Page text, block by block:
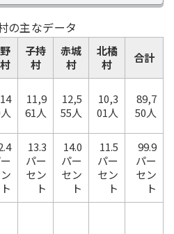
の主なデータ
子持
村
赤城
村
北橘
村
合計
11,9
61人
12,5
55人
10,3
01人
89,7
50人
ト
13.3
パー
セン
ト
14.0
パー
セン
ト
11.5
パー
セン
ト
99.9
パー
セン
ト